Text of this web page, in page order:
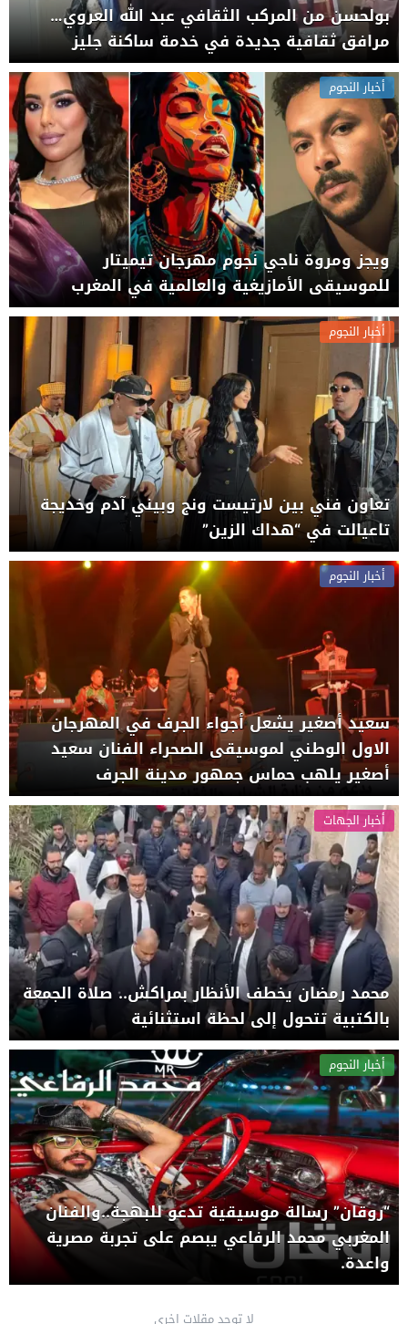
بولحسن من المركب الثقافي عبد الله العروي…
مرافق ثقافية جديدة في خدمة ساكنة جليز
أخبار النجوم
ويجز ومروة ناجي نجوم مهرجان تيميتار
للموسيقى الأمازيغية والعالمية في المغرب
أخبار النجوم
تعاون فني بين لارتيست ونج وبيني آدم وخديجة
تاعيالت في “هداك الزين”
أخبار النجوم
سعيد أصغير يشعل أجواء الجرف في المهرجان
الاول الوطني لموسيقى الصحراء الفنان سعيد
أصغير يلهب حماس جمهور مدينة الجرف
أخبار الجهات
محمد رمضان يخطف الأنظار بمراكش.. صلاة الجمعة
بالكتبية تتحول إلى لحظة استثنائية
أخبار النجوم
“روقان” رسالة موسيقية تدعو للبهجة..والفنان
المغربي محمد الرفاعي يبصم على تجربة مصرية
واعدة.
لا توجد مقلات اخرى